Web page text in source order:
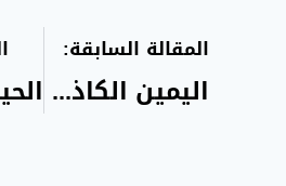
المقالة السابقة:
اليمين الكاذبة الفاجرة الغموس